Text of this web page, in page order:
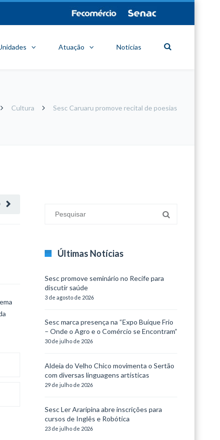
Atuação Notícias
Cultura Sesc Caruaru promove recital de poesias
Últimas Notícias
Sesc promove seminário no Recife para
discutir saúde
3 de agosto de 2026
Sesc marca presença na “Expo Buíque Frio
– Onde o Agro e o Comércio se Encontram”
30 de julho de 2026
Aldeia do Velho Chico movimenta o Sertão
com diversas linguagens artísticas
29 de julho de 2026
Sesc Ler Araripina abre inscrições para
cursos de Inglês e Robótica
23 de julho de 2026